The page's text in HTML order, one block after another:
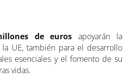
de euros apoyarán la
UE, también para el desarrollo
esenciales y el fomento de su
vidas.